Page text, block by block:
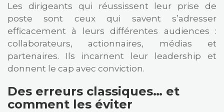
Les dirigeants qui réussissent leur prise de
poste sont ceux qui savent s’adresser
efficacement à leurs différentes audiences :
collaborateurs, actionnaires, médias et
partenaires. Ils incarnent leur leadership et
donnent le cap avec conviction.
Des erreurs classiques… et
comment les éviter